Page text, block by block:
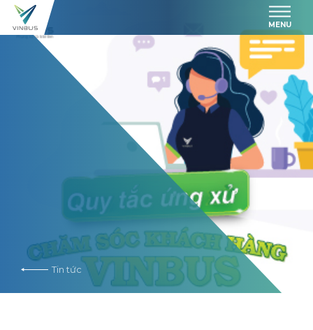
MENU
Tin tức